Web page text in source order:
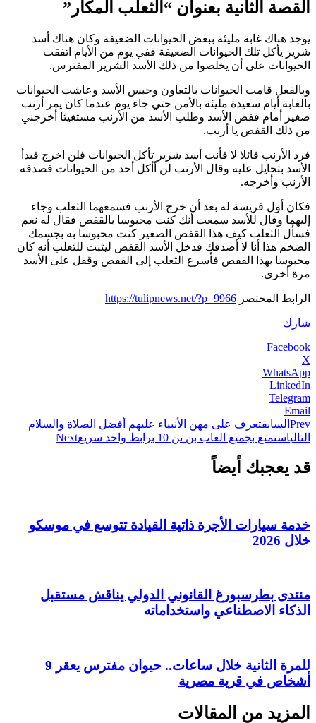
القصة الثانية بعنوان “الثعلب المكار”
يوجد هناك غابة مليئة ببعض الحيوانات الضعيفة وكان هناك أسد
شرير يأكل تلك الحيوانات الضعيفة ففي يوم من الأيام اتفقت
الحيوانات على أن يخلصوا من ذلك الأسد الشرير المفترس.
وبالفعل قامت الحيوانات بالتعاون وحبس الأسد وعاشت الحيوانات
بالغابة أيام سعيدة مليئة بالأمن حتي جاء يوم عندما كان يمر أرنب
صغير أمام قفص الأسد وطلب الأسد من الأرنب مستغيثا أخرجني
من ذلك القفص يا أرنب.
فرد الأرنب قائلا لا فأنت أسد شرير تأكل الحيوانات فلن اخرج فبدأ
الأسد بتحايل عليه وقال الأرنب لن أأكل أحد من الحيوانات فصدقه
الأرنب وأخرجه.
فكان أول فريسة له بعد أن خرج الأرنب فسمعهما الثعلب وجاء
إليهما وقال للأسد سمعت أنك كنت محبوسا بالقفص فقال له نعم
فسأل الثعلب كيف هذا القفص الصغير كنت محبوسا به بجسمك
الضخم هذا أنا لا أصدقك فدخل الأسد القفص ليثبت للثعلب أنه كان
محبوسا بهذا القفص فأسرع الثعلب إلى القفص وقفل على الأسد
مرة أخرى.
الرابط المختصر https://tulipnews.net/?p=9966
شارك
Facebook
X
WhatsApp
LinkedIn
Telegram
Email
Prev السابقتعرف على مهن الأنبياء عليهم أفضل الصلاة والسلام
التالياستمتع بجميع العاب بن تن 10 برابط واحد سريع Next
قد يعجبك أيضاً
خدمة سيارات الأجرة ذاتية القيادة تتوسع في موسكو
خلال 2026
منتدى بطرسبورغ القانوني الدولي يناقش مستقبل
الذكاء الاصطناعي واستخداماته
للمرة الثانية خلال ساعات.. حيوان مفترس يعقر 9
أشخاص في قرية مصرية
المزيد من المقالات